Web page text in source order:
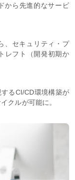
から先進的なサービ
、セキュリティ・プ
レフト（開発初期か
るCI/CD環境構築が
クルが可能に。